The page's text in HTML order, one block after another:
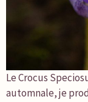
Le Crocus
automnale, je